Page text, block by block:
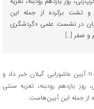
و تشت برکرده از جمله این
در نشست علمی «گردشگری
و صفر […]
سرپرست پژوهشگاه میراث فرهنگی از ثبت ملی ۱۱ آیین عاشورایی گیلان خبر داد و
روز یازدهم رودبنه، تعزیه سنتی
از جمله این آیین‌هاست.